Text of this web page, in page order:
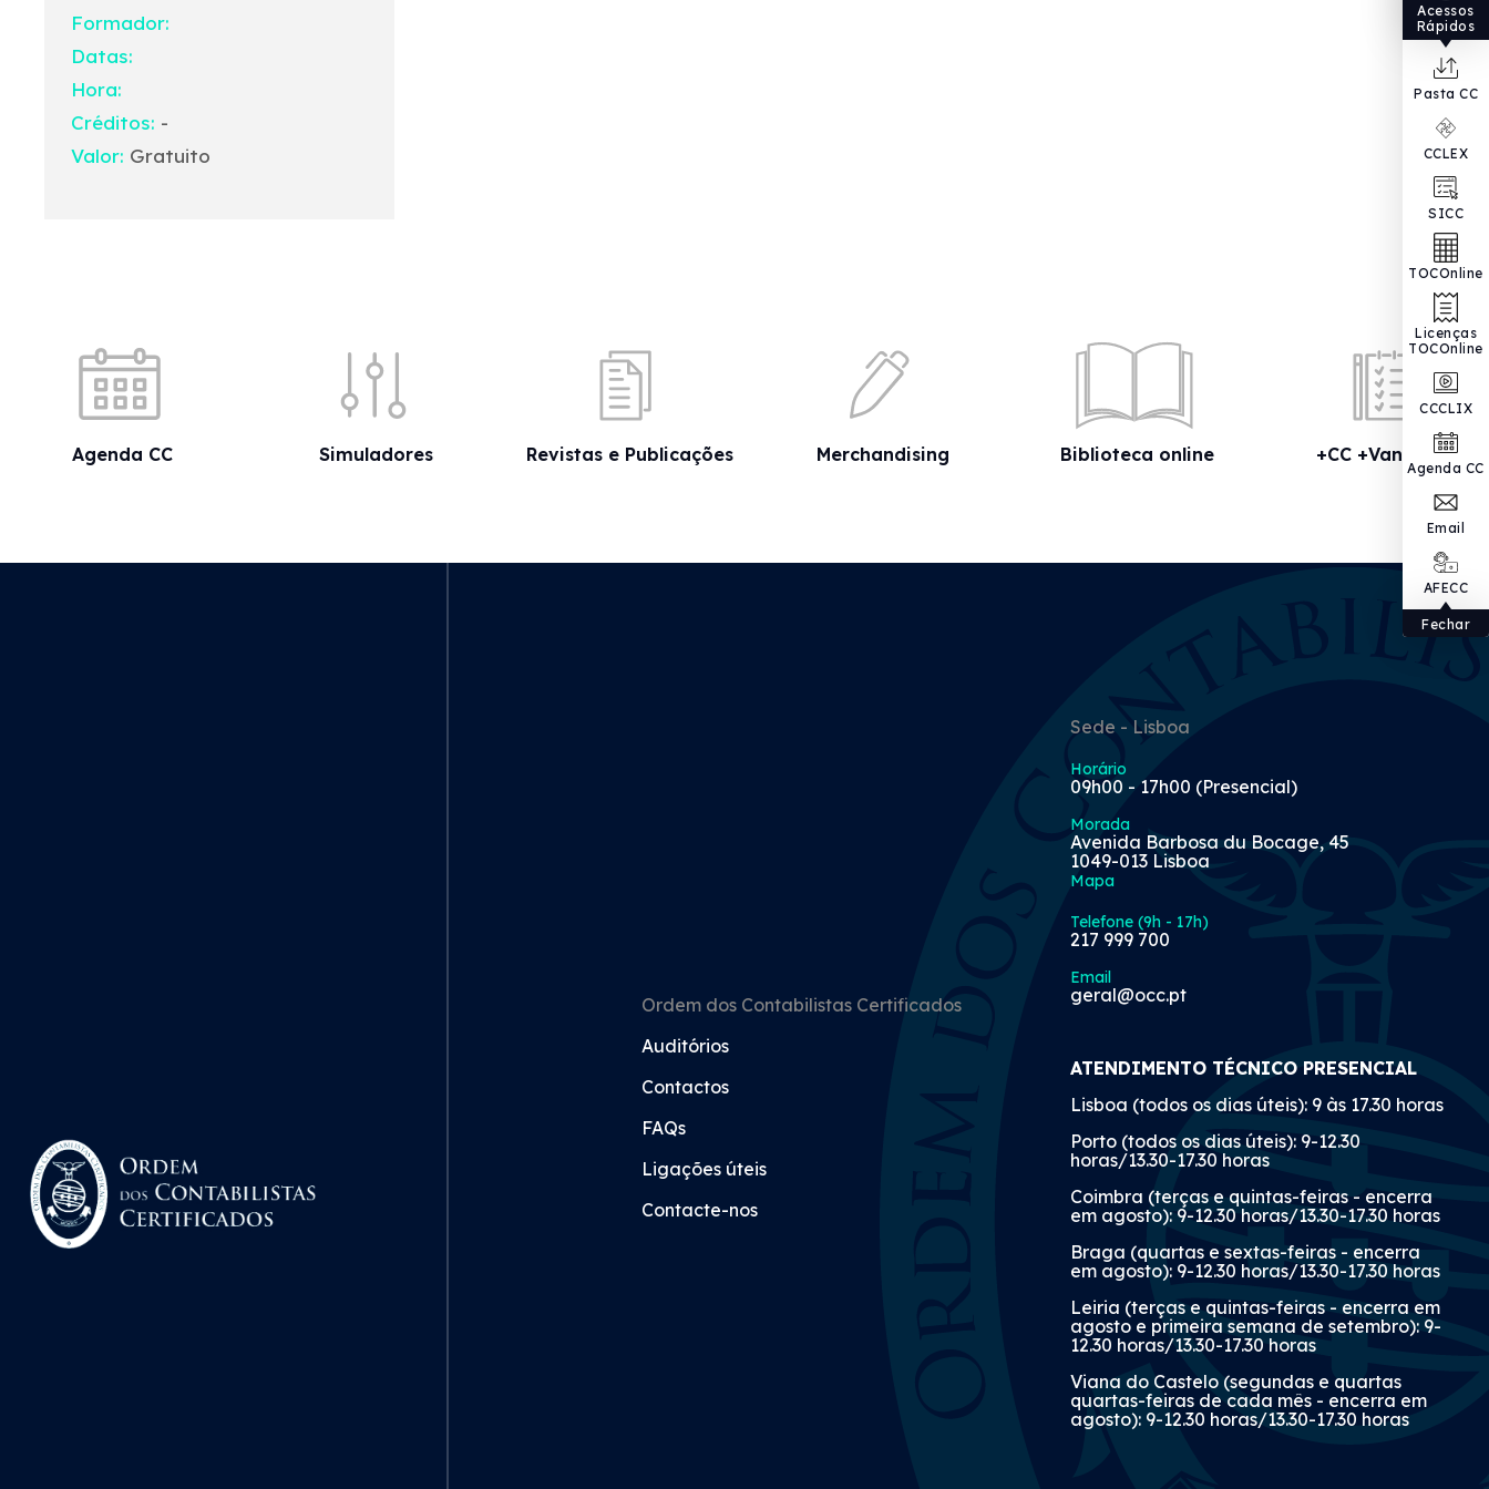
Acessos
Rápidos
Pasta CC
CCLEX
SICC
TOCOnline
Licenças
TOCOnline
CCCLIX
Agenda CC
Email
AFECC
Fechar
Formador:
Datas:
Hora:
Créditos: -
Valor: Gratuito
Agenda CC Simuladores Revistas e Publicações Merchandising Biblioteca online +CC +Vantagens
Ordem dos Contabilistas Certificados
Auditórios
Contactos
FAQs
Ligações úteis
Contacte-nos
Sede - Lisboa
Horário
09h00 - 17h00 (Presencial)
Morada
Avenida Barbosa du Bocage, 45
1049-013 Lisboa
Mapa
Telefone (9h - 17h)
217 999 700
Email
geral@occ.pt
ATENDIMENTO TÉCNICO PRESENCIAL
Lisboa (todos os dias úteis): 9 às 17.30 horas
Porto (todos os dias úteis): 9-12.30
horas/13.30-17.30 horas
Coimbra (terças e quintas-feiras - encerra
em agosto): 9-12.30 horas/13.30-17.30 horas
Braga (quartas e sextas-feiras - encerra
em agosto): 9-12.30 horas/13.30-17.30 horas
Leiria (terças e quintas-feiras - encerra em
agosto e primeira semana de setembro): 9-
12.30 horas/13.30-17.30 horas
Viana do Castelo (segundas e quartas
quartas-feiras de cada mês - encerra em
agosto): 9-12.30 horas/13.30-17.30 horas